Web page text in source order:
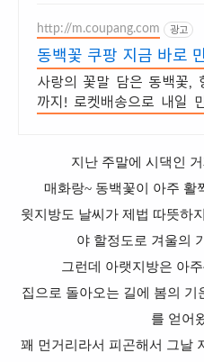
http://m.coupang.com 광고
동백꽃 쿠팡 지금 바로
사랑의 꽃말 담은 동백꽃,
까지! 로켓배송으로 내일
지난 주말에 시댁인
매화랑~ 동백꽃이 아주 활
윗지방도 날씨가 제법 따뜻하
야 할정도로 겨울의
그런데 아랫지방은 아
집으로 돌아오는 길에 봄의 기
를 얻어
꽤 먼거리라서 피곤해서 그날